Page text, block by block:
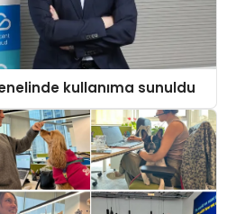
kullanıma sunuldu